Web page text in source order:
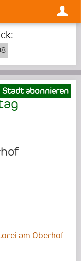
Stadt abonnieren
am Oberhof